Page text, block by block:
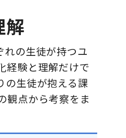
解
れの生徒が持つユ
経験と理解だけで
の生徒が抱える課
観点から考察をま